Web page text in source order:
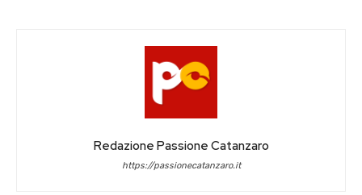
Redazione Passione Catanzaro
https://passionecatanzaro.it